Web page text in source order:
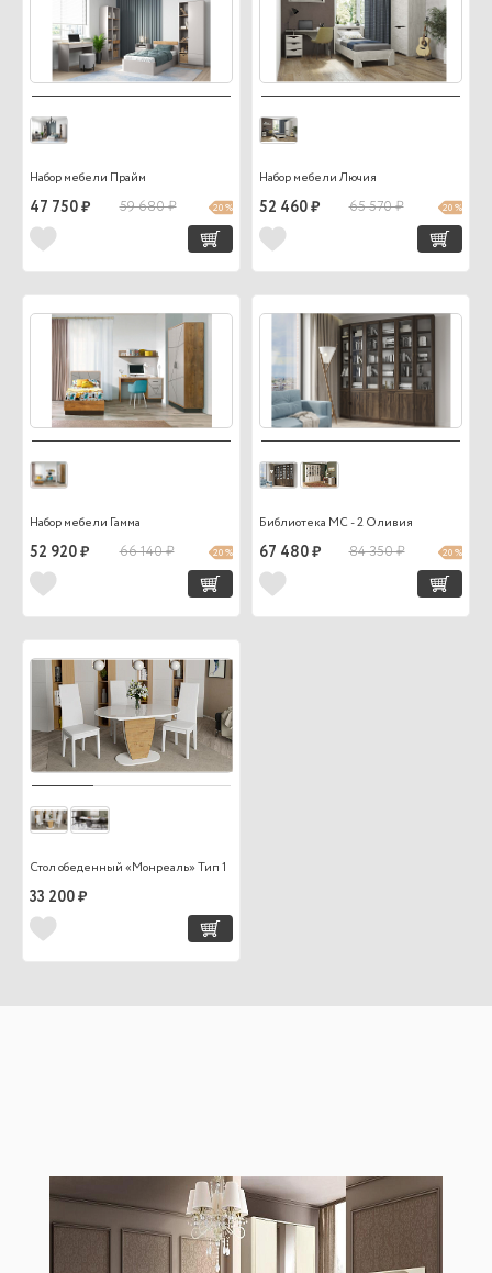
Набор мебели Прайм
47 750 ₽ 59 680 ₽ 20 %
Набор мебели Лючия
52 460 ₽ 65 570 ₽ 20 %
Набор мебели Гамма
52 920 ₽ 66 140 ₽ 20 %
Библиотека МС - 2 Оливия
67 480 ₽ 84 350 ₽ 20 %
Стол обеденный «Монреаль» Тип 1
33 200 ₽